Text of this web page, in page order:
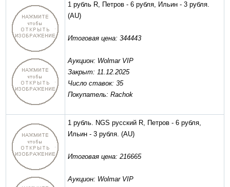
1 рубль R, Петров - 6 рубля, Ильин - 3 рубля.
(AU)
Итоговая цена: 344443
Аукцион: Wolmar VIP
Закрыт: 11.12.2025
Число ставок: 35
Покупатель: Rachok
1 рубль. NGS русский R, Петров - 6 рубля,
Ильин - 3 рубля. (AU)
Итоговая цена: 216665
Аукцион: Wolmar VIP